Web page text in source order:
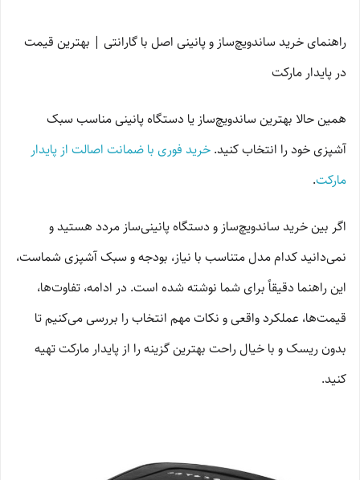
راهنمای خرید ساندویچ‌ساز و پانینی اصل با گارانتی | بهترین قیمت
در پایدار مارکت
همین حالا بهترین ساندویچ‌ساز یا دستگاه پانینی مناسب سبک
آشپزی خود را انتخاب کنید. خرید فوری با ضمانت اصالت از پایدار
مارکت.
اگر بین خرید ساندویچ‌ساز و دستگاه پانینی‌ساز مردد هستید و
نمی‌دانید کدام مدل متناسب با نیاز، بودجه و سبک آشپزی شماست،
این راهنما دقیقاً برای شما نوشته شده است. در ادامه، تفاوت‌ها،
قیمت‌ها، عملکرد واقعی و نکات مهم انتخاب را بررسی می‌کنیم تا
بدون ریسک و با خیال راحت بهترین گزینه را از پایدار مارکت تهیه
کنید.